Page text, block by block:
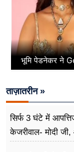
भूमि पेडनेकर ने
ताज़ातरीन »
सिर्फ 3 घंटे में
केजरीवाल- मोदी